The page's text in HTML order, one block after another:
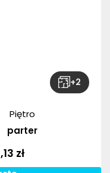
+2
Piętro
parter
zł